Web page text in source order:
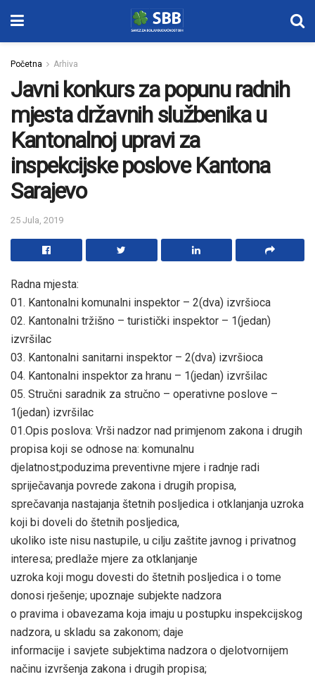
Početna Arhiva
Javni konkurs za popunu radnih
mjesta državnih službenika u
Kantonalnoj upravi za
inspekcijske poslove Kantona
Sarajevo
25 Jula, 2019
Radna mjesta:
01. Kantonalni komunalni inspektor – 2(dva) izvršioca
02. Kantonalni tržišno – turistički inspektor – 1(jedan)
izvršilac
03. Kantonalni sanitarni inspektor – 2(dva) izvršioca
04. Kantonalni inspektor za hranu – 1(jedan) izvršilac
05. Stručni saradnik za stručno – operativne poslove –
1(jedan) izvršilac
01.Opis poslova: Vrši nadzor nad primjenom zakona i drugih
propisa koji se odnose na: komunalnu
djelatnost;poduzima preventivne mjere i radnje radi
spriječavanja povrede zakona i drugih propisa,
sprečavanja nastajanja štetnih posljedica i otklanjanja uzroka
koji bi doveli do štetnih posljedica,
ukoliko iste nisu nastupile, u cilju zaštite javnog i privatnog
interesa; predlaže mjere za otklanjanje
uzroka koji mogu dovesti do štetnih posljedica i o tome
donosi rješenje; upoznaje subjekte nadzora
o pravima i obavezama koja imaju u postupku inspekcijskog
nadzora, u skladu sa zakonom; daje
informacije i savjete subjektima nadzora o djelotvornijem
načinu izvršenja zakona i drugih propisa;